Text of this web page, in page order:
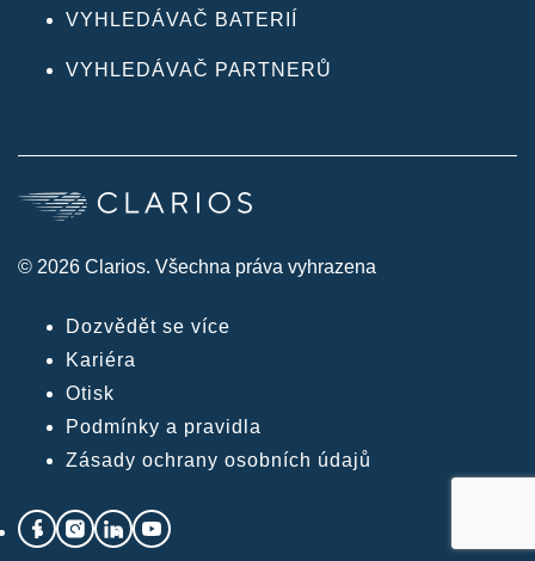
VYHLEDÁVAČ BATERIÍ
VYHLEDÁVAČ PARTNERŮ
© 2026 Clarios. Všechna práva vyhrazena
Dozvědět se více
Kariéra
Otisk
Podmínky a pravidla
Zásady ochrany osobních údajů